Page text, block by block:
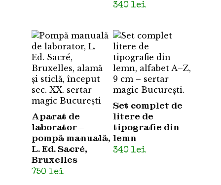
este:340lei
Aparat de
laborator –
pompă manuală,
L. Ed. Sacré,
Bruxelles
750 lei
Set complet de
litere de
tipografie din
lemn
340lei